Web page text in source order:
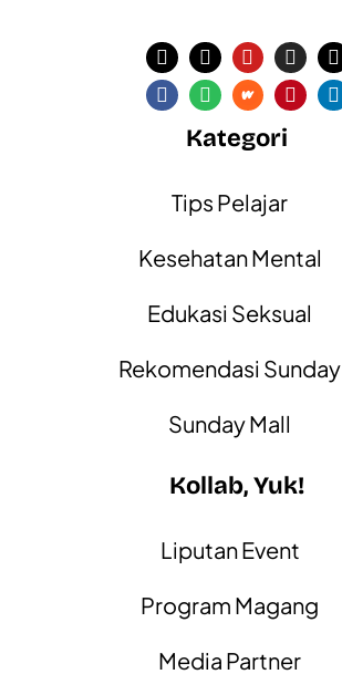
Kategori
Tips Pelajar
Kesehatan Mental
Edukasi Seksual
Rekomendasi Sunday
Sunday Mall
Kollab, Yuk!
Liputan Event
Program Magang
Media Partner